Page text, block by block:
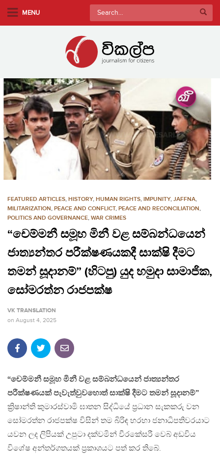
m
n
o
e
MENU
Search
for:
FEATURED ARTICLES, HISTORY, HUMAN RIGHTS, IMPUNITY, JAFFNA,
MILITARIZATION, PEACE AND CONFLICT, PEACE AND RECONCILIATION,
POLITICS AND GOVERNANCE, WAR CRIMES
“චෙම්මනී සමූහ මිනී වළ සම්බන්ධයෙන්
ජාත්‍යන්තර පරීක්ෂණයකදී සාක්ෂි දීමට
තමන් සූදානම්” (හිටපු) යුද හමුදා සාමාජික,
සෝමරත්න රාජපක්ෂ
VK TRANSLATION
on August 4, 2025
“චෙම්මනී සමූහ මිනී වළ සම්බන්ධයෙන් ජාත්‍යන්තර
පරීක්ෂණයක් පැවැත්වුවහොත් සාක්ෂි දීමට තමන් සූදානම්”
ක්‍රිෂාන්ති කුමාරස්වාමි ඝාතන සිද්ධියේ ප්‍රධාන සැකකරු වන
සෝමරත්න රාජපක්ෂ විසින් තම බිරිඳ හරහා ජනාධිපතිවරයාට
යවන ලද ලිපියක් උපුටා දක්වමින් වීරකේසරී වෙබ් අඩවිය
විශේෂ අන්තර්ගතයක් ප්‍රකාශයට පත් කර තිබේ.